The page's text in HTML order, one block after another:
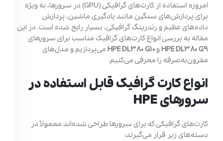
امروزه استفاده از کارت‌های گرافیکی (GPU) در سرورها، به ویژه
برای پردازش‌های سنگین مانند یادگیری ماشین، پردازش
داده‌های عظیم و رندرینگ گرافیکی، بسیار رایج شده است. در این
مقاله به بررسی انواع کارت‌های گرافیک مناسب برای سرورهای
HPE DL380 G9و HPE DL380 G10 می‌پردازیم و مدل‌های
مقرون‌به‌صرفه را معرفی می‌کنیم.
انواع کارت گرافیک قابل استفاده در
سرورهای HPE
کارت‌های گرافیکی که برای سرورها طراحی شده‌اند معمولاً در
دسته‌های زیر قرار می‌گیرند: